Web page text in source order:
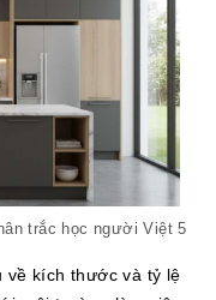
trắc học người Việt 5
về kích thước và tỷ lệ